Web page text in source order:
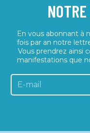
En vous abonnant à
fois par an notre
Vous prendrez ainsi
manifestations que